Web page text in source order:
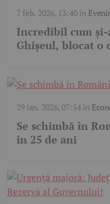
7 feb. 2026, 13:40în
Incredibil cum
Ghișeul, blocat o
29 ian. 2026, 07:54în
Se schimbă în
în 25 de ani